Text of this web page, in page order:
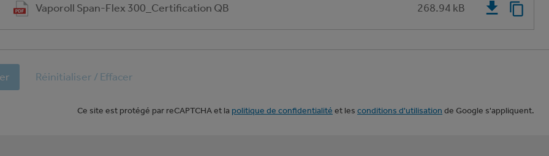
Vaporoll Span-Flex 300_Certification QB 268.94 kB
Réinitialiser / Effacer
Ce site est protégé par reCAPTCHA et la politique de confidentialité et les conditions d'utilisation de Google s'appliquent.